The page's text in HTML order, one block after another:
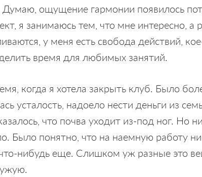
ощущение гармонии появилось
я занимаюсь тем, что мне интересно, а
у меня есть свобода действий,
время для любимых занятий.
когда я хотела закрыть клуб. Было
усталость, надоело нести деньги из
что почва уходит из-под ног. Но
Было понятно, что на наемную работу
нибудь еще. Слишком уж разные это